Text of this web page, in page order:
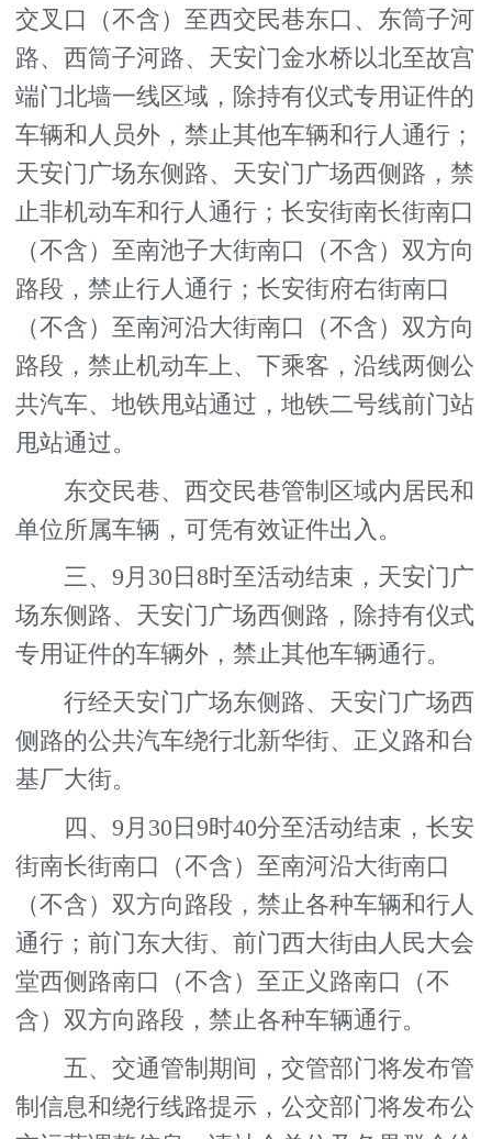
交叉口（不含）至西交民巷东口、东筒子河
路、西筒子河路、天安门金水桥以北至故宫
端门北墙一线区域，除持有仪式专用证件的
车辆和人员外，禁止其他车辆和行人通行；
天安门广场东侧路、天安门广场西侧路，禁
止非机动车和行人通行；长安街南长街南口
（不含）至南池子大街南口（不含）双方向
路段，禁止行人通行；长安街府右街南口
（不含）至南河沿大街南口（不含）双方向
路段，禁止机动车上、下乘客，沿线两侧公
共汽车、地铁甩站通过，地铁二号线前门站
甩站通过。
东交民巷、西交民巷管制区域内居民和
单位所属车辆，可凭有效证件出入。
三、9月30日8时至活动结束，天安门广
场东侧路、天安门广场西侧路，除持有仪式
专用证件的车辆外，禁止其他车辆通行。
行经天安门广场东侧路、天安门广场西
侧路的公共汽车绕行北新华街、正义路和台
基厂大街。
四、9月30日9时40分至活动结束，长安
街南长街南口（不含）至南河沿大街南口
（不含）双方向路段，禁止各种车辆和行人
通行；前门东大街、前门西大街由人民大会
堂西侧路南口（不含）至正义路南口（不
含）双方向路段，禁止各种车辆通行。
五、交通管制期间，交管部门将发布管
制信息和绕行线路提示，公交部门将发布公